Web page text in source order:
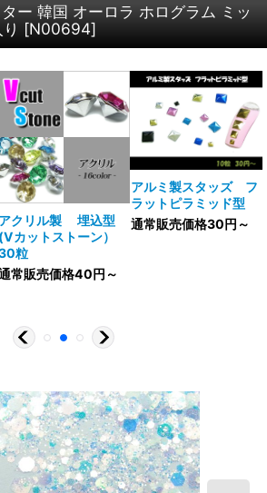
ー 韓国 オーロラ ホログラム ミッ
[N00694]
アクリル製 埋込型
(Vカットストーン）
粒
常販売価格40円～
アルミ製スタッズ フ
ラットピラミッド型
通常販売価格30円～